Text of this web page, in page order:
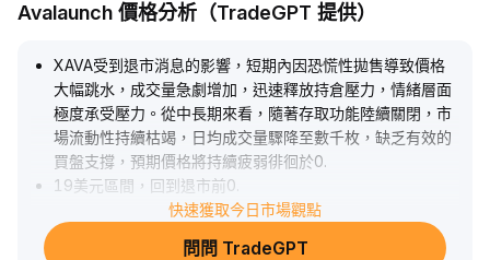
Avalaunch 價格分析（TradeGPT 提供）
XAVA受到退市消息的影響，短期內因恐慌性拋售導致價格
大幅跳水，成交量急劇增加，迅速釋放持倉壓力，情緒層面
極度承受壓力。從中長期來看，隨著存取功能陸續關閉，市
場流動性持續枯竭，日均成交量驟降至數千枚，缺乏有效的
買盤支撐，預期價格將持續疲弱徘徊於0.
19美元區間，回到退市前0
28美元以上的機率極低。建議切勿盲目承擔流動性風險，穩
健投資者應果斷清倉以回避相關資產。
快速獲取今日市場觀點
問問 TradeGPT